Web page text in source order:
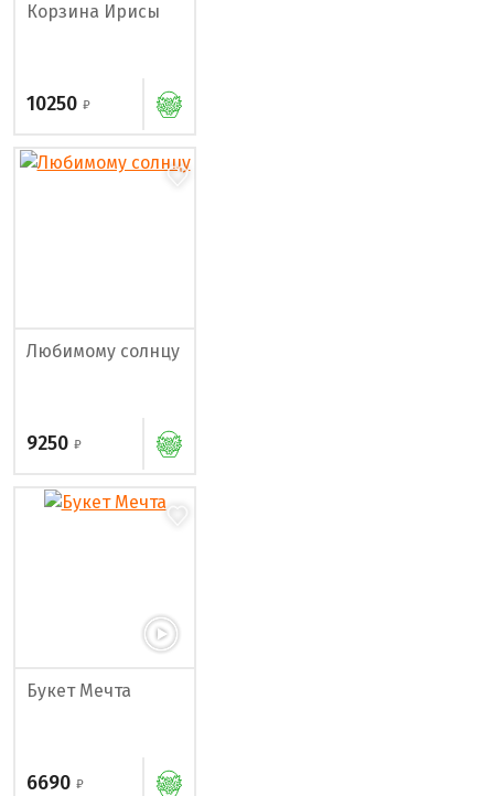
Корзина Ирисы
10250
Любимому солнцу
9250
Букет Мечта
6690